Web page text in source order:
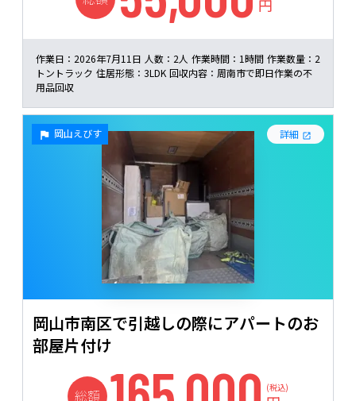
円
作業日： 2026年7月11日 人数： 2人 作業時間： 1時間 作業数量： 2
トントラック 住居形態： 3LDK 回収内容： 周南市で即日作業の不
用品回収
岡山えびす 詳細
岡山市南区で引越しの際にアパートのお
部屋片付け
総額 (税込)